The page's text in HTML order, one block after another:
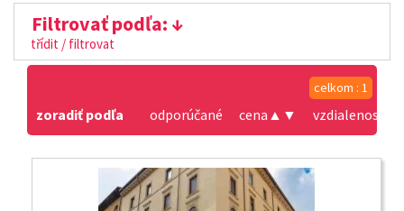
Filtrovať podľa:
třídit / filtrovat
celkom : 1
zoradiť podľa odporúčané cena ▲ ▼ vzdialenosť